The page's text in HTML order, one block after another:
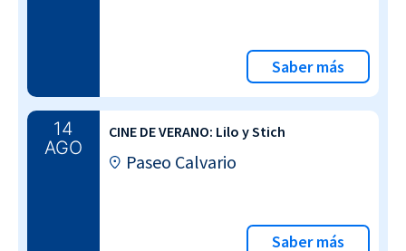
Saber más
14
AGO
CINE DE VERANO: Lilo y Stich
Paseo Calvario
Saber más